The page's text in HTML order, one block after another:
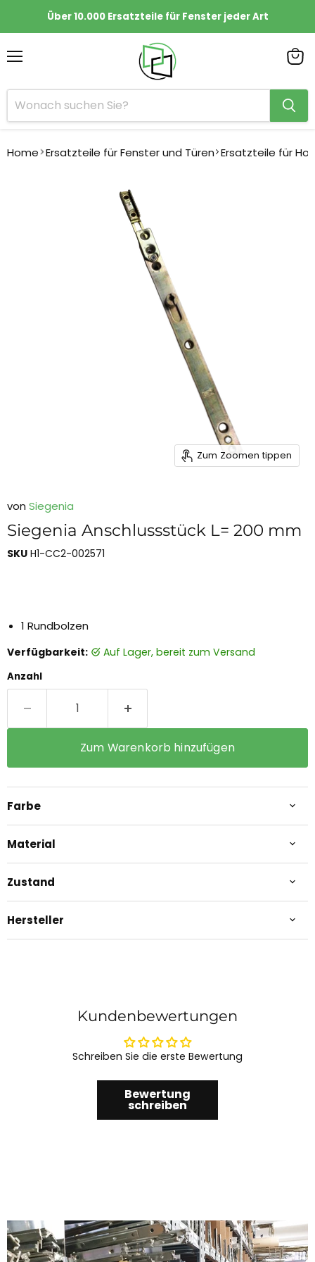
Über 10.000 Ersatzteile für Fenster jeder Art
Home Ersatzteile für Fenster und Türen Ersatzteile für
Zum Zoomen tippen
von Siegenia
Siegenia Anschlussstück L= 200 mm
SKU H1-CC2-002571
1 Rundbolzen
Verfügbarkeit: auf Lager, bereit zum Versand
Anzahl
Zum Warenkorb hinzufügen
Farbe
Material
Zustand
Hersteller
Kundenbewertungen
Schreiben Sie die erste Bewertung
Bewertung
schreiben